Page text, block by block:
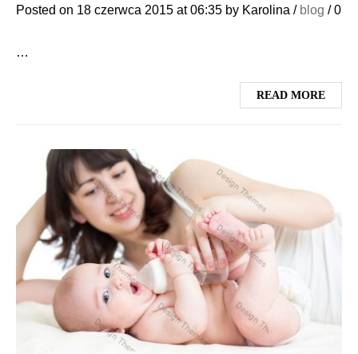
Posted on 18 czerwca 2015 at 06:35 by Karolina / blog /0
…
READ MORE